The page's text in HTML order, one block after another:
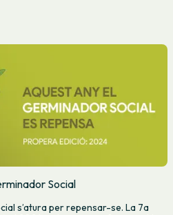
Social
s’atura per repensar-se. La 7a